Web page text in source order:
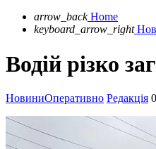
arrow_back Home
keyboard_arrow_right
Водій різко
НовиниОперативно Редакція